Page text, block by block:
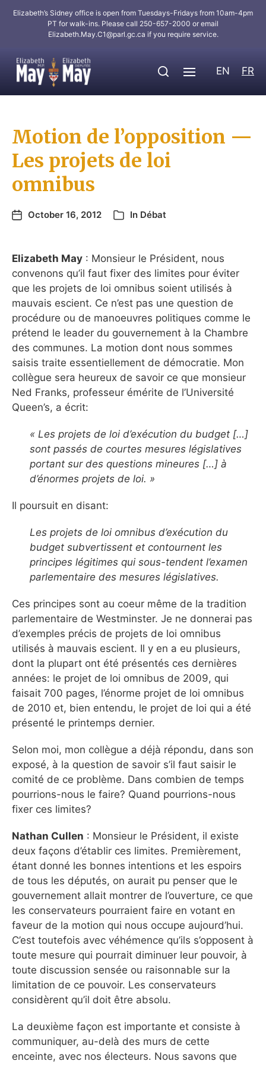
Elizabeth’s Sidney office is open from Tuesdays-Fridays from 10am-4pm
PT for walk-ins. Please call 250-657-2000 or email
Elizabeth.May.C1@parl.gc.ca if you require service.
EN FR
Motion de l’opposition —
Les projets de loi
omnibus
October 16, 2012 In Débat
Elizabeth May : Monsieur le Président, nous
convenons qu’il faut fixer des limites pour éviter
que les projets de loi omnibus soient utilisés à
mauvais escient. Ce n’est pas une question de
procédure ou de manoeuvres politiques comme le
prétend le leader du gouvernement à la Chambre
des communes. La motion dont nous sommes
saisis traite essentiellement de démocratie. Mon
collègue sera heureux de savoir ce que monsieur
Ned Franks, professeur émérite de l’Université
Queen’s, a écrit:
« Les projets de loi d’exécution du budget […]
sont passés de courtes mesures législatives
portant sur des questions mineures […] à
d’énormes projets de loi. »
Il poursuit en disant:
Les projets de loi omnibus d’exécution du
budget subvertissent et contournent les
principes légitimes qui sous-tendent l’examen
parlementaire des mesures législatives.
Ces principes sont au coeur même de la tradition
parlementaire de Westminster. Je ne donnerai pas
d’exemples précis de projets de loi omnibus
utilisés à mauvais escient. Il y en a eu plusieurs,
dont la plupart ont été présentés ces dernières
années: le projet de loi omnibus de 2009, qui
faisait 700 pages, l’énorme projet de loi omnibus
de 2010 et, bien entendu, le projet de loi qui a été
présenté le printemps dernier.
Selon moi, mon collègue a déjà répondu, dans son
exposé, à la question de savoir s’il faut saisir le
comité de ce problème. Dans combien de temps
pourrions-nous le faire? Quand pourrions-nous
fixer ces limites?
Nathan Cullen : Monsieur le Président, il existe
deux façons d’établir ces limites. Premièrement,
étant donné les bonnes intentions et les espoirs
de tous les députés, on aurait pu penser que le
gouvernement allait montrer de l’ouverture, ce que
les conservateurs pourraient faire en votant en
faveur de la motion qui nous occupe aujourd’hui.
C’est toutefois avec véhémence qu’ils s’opposent à
toute mesure qui pourrait diminuer leur pouvoir, à
toute discussion sensée ou raisonnable sur la
limitation de ce pouvoir. Les conservateurs
considèrent qu’il doit être absolu.
La deuxième façon est importante et consiste à
communiquer, au-delà des murs de cette
enceinte, avec nos électeurs. Nous savons que